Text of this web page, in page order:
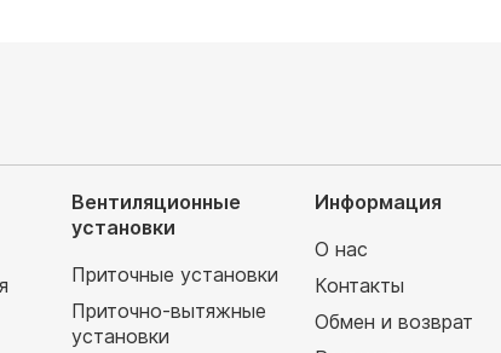
Вентиляционные
установки
Приточные установки
Приточно-вытяжные
установки
Информация
О нас
Контакты
Обмен и возврат